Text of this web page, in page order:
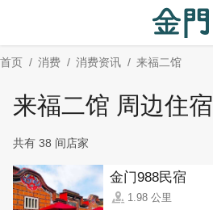
主
要
首页 消费 消费资讯 来福二馆
来福二馆 周边住宿
共有 38 间店家
金门988民宿
1.98 公里